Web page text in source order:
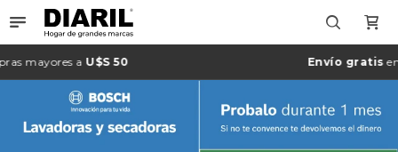

aU$S 50 Envío gratisen